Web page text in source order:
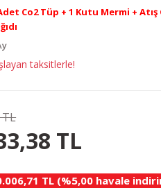
Co2 Tüp + 1 Kutu Mermi +
taksitlerle!
TL
TL
TL (%5,00 havale